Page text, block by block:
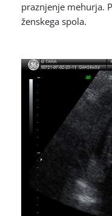
praznjenje mehurja.
ženskega spola.